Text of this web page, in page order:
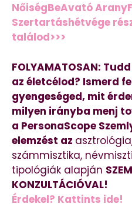
NőiségBeAvató
Szertartáshétvége
találod>>>
FOLYAMATOSAN:
az életcélod? Ismerd
gyengeséged, mit
milyen irányba menj
a PersonaScope
elemzést az
számmisztika,
tipológiák alapján
KONZULTÁCIÓVAL!
Érdekel? Kattints ide!